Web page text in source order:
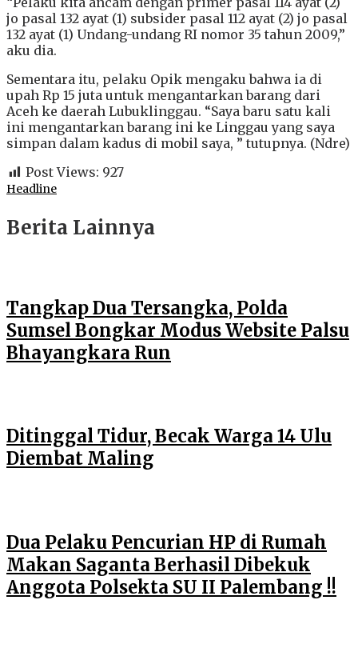
jo pasal 132 ayat (1) subsider pasal 112 ayat (2) jo pasal
132 ayat (1) Undang-undang RI nomor 35 tahun 2009,”
aku dia.
Sementara itu, pelaku Opik mengaku bahwa ia di
upah Rp 15 juta untuk mengantarkan barang dari
Aceh ke daerah Lubuklinggau. “Saya baru satu kali
ini mengantarkan barang ini ke Linggau yang saya
simpan dalam kadus di mobil saya, ” tutupnya. (Ndre)
Post Views: 927
Headline
Berita Lainnya
Tangkap Dua Tersangka, Polda
Sumsel Bongkar Modus Website Palsu
Bhayangkara Run
Ditinggal Tidur, Becak Warga 14 Ulu
Diembat Maling
Dua Pelaku Pencurian HP di Rumah
Makan Saganta Berhasil Dibekuk
Anggota Polsekta SU II Palembang !!